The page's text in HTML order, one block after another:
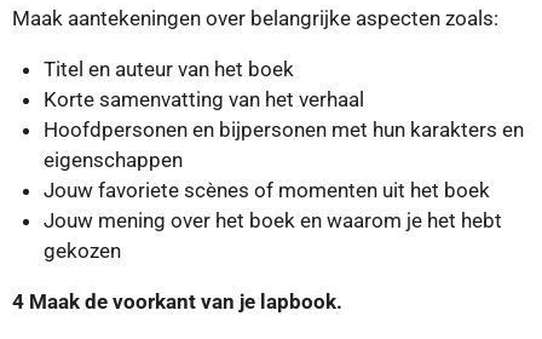
Maak aantekeningen over belangrijke aspecten zoals:
Titel en auteur van het boek
Korte samenvatting van het verhaal
Hoofdpersonen en bijpersonen met hun karakters en
eigenschappen
Jouw favoriete scènes of momenten uit het boek
Jouw mening over het boek en waarom je het hebt
gekozen
4 Maak de voorkant van je lapbook.